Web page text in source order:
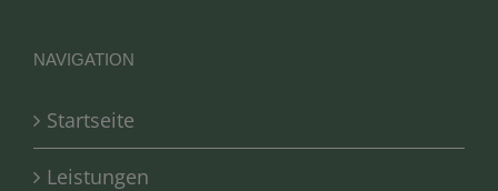
NAVIGATION
Startseite
Leistungen